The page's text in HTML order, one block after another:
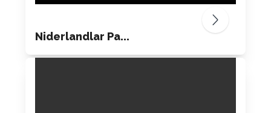
Niderlandlar Pa...